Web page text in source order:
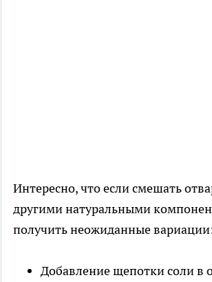
Интересно, что если смешать
другими натуральными
получить неожиданные
Добавление щепотки соли в